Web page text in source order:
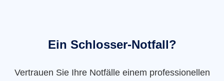
Ein Schlosser-Notfall?
Vertrauen Sie Ihre Notfälle einem professionellen